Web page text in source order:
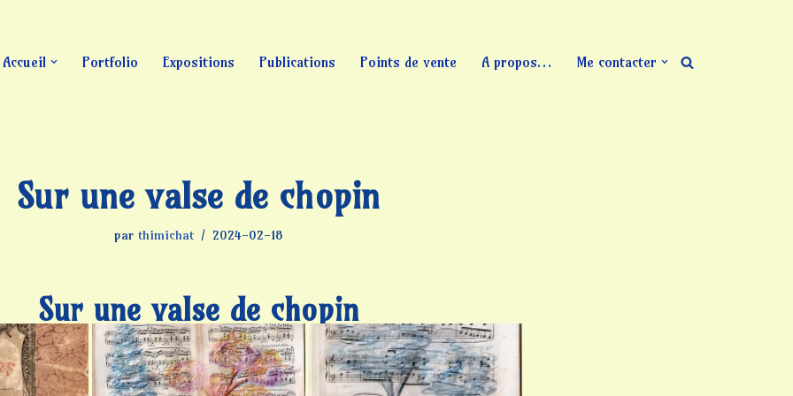
Accueil Portfolio Expositions Publications Points de vente A propos… Me contacter
Sur une valse de chopin
par thimichat 2024-02-18
Sur une valse de chopin